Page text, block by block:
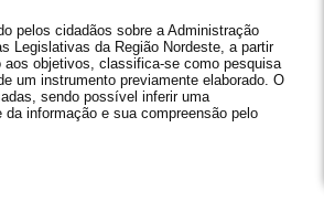
pelos cidadãos sobre a Administração
Legislativas da Região Nordeste, a partir
objetivos, classifica-se como pesquisa
um instrumento previamente elaborado. O
sendo possível inferir uma
informação e sua compreensão pelo